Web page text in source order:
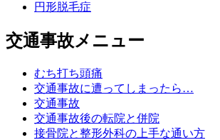
円形脱毛症
交通事故メニュー
むち打ち頭痛
交通事故に遭ってしまったら…
交通事故
交通事故後の転院と併院
接骨院と整形外科の上手な通い方